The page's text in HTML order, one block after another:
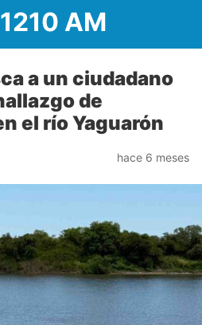
AM
a un ciudadano
de
el río Yaguarón
hace 6 meses